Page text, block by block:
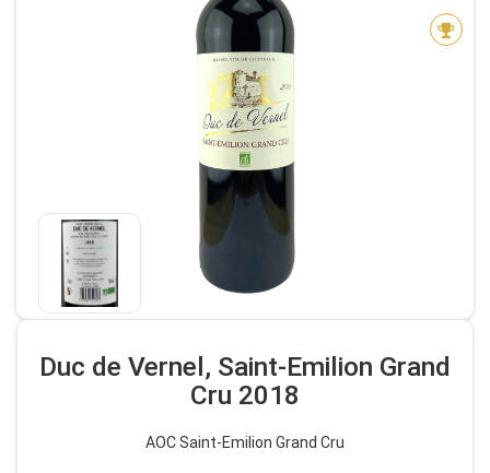
Duc de Vernel, Saint-Emilion Grand
Cru 2018
AOC Saint-Emilion Grand Cru